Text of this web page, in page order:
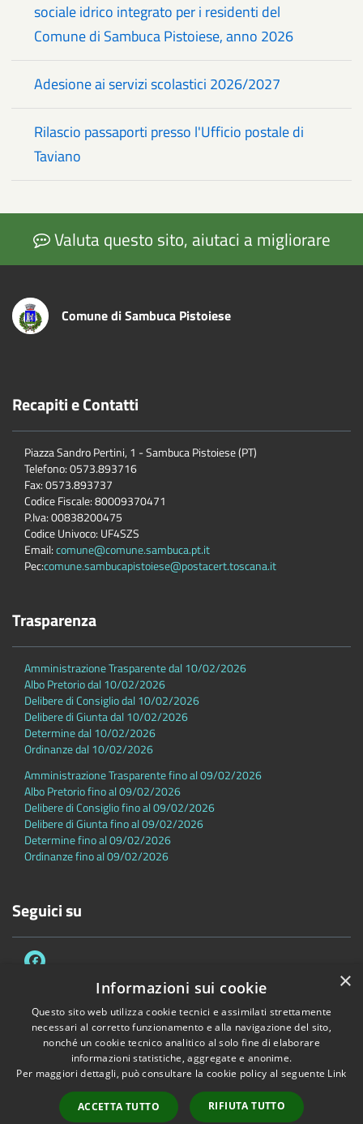
sociale idrico integrato per i residenti del
Comune di Sambuca Pistoiese, anno 2026
Adesione ai servizi scolastici 2026/2027
Rilascio passaporti presso l'Ufficio postale di
Taviano
Valuta questo sito, aiutaci a migliorare
Comune di Sambuca Pistoiese
Recapiti e Contatti
Piazza Sandro Pertini, 1 - Sambuca Pistoiese (PT)
Telefono: 0573.893716
Fax: 0573.893737
Codice Fiscale: 80009370471
P.Iva: 00838200475
Codice Univoco: UF4SZS
Email:comune@comune.sambuca.pt.it
Pec:comune.sambucapistoiese@postacert.toscana.it
Trasparenza
Amministrazione Trasparente dal 10/02/2026
Albo Pretorio dal 10/02/2026
Delibere di Consiglio dal 10/02/2026
Delibere di Giunta dal 10/02/2026
Determine dal 10/02/2026
Ordinanze dal 10/02/2026
Amministrazione Trasparente fino al 09/02/2026
Albo Pretorio fino al 09/02/2026
Delibere di Consiglio fino al 09/02/2026
Delibere di Giunta fino al 09/02/2026
Determine fino al 09/02/2026
Ordinanze fino al 09/02/2026
Seguici su
Accessibilità Privacy Cookie
Mappa del sito
Dichiarazione di accessibilità
Copyright © 2026 • Comune di Sambuca Pistoiese • Powered by
Municipium•Accesso redazione
×
Informazioni sui cookie
Questo sito web utilizza cookie tecnici e assimilati strettamente
necessari al corretto funzionamento e alla navigazione del sito,
nonché un cookie tecnico analitico al solo fine di elaborare
informazioni statistiche, aggregate e anonime.
Per maggiori dettagli, può consultare la cookie policy al seguente Link
ACCETTA TUTTO RIFIUTA TUTTO